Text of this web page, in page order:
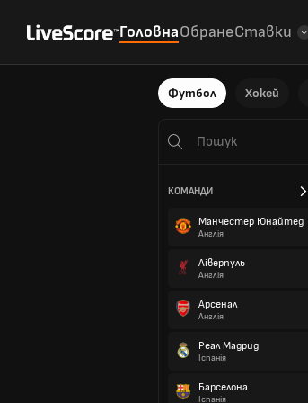
ГоловнаОбранеСтавки
Футбол Хокей
КОМАНДИ
Манчестер Юнайтед
Англія
Ліверпуль
Англія
Арсенал
Англія
Реал Мадрид
Іспанія
Барселона
Іспанія